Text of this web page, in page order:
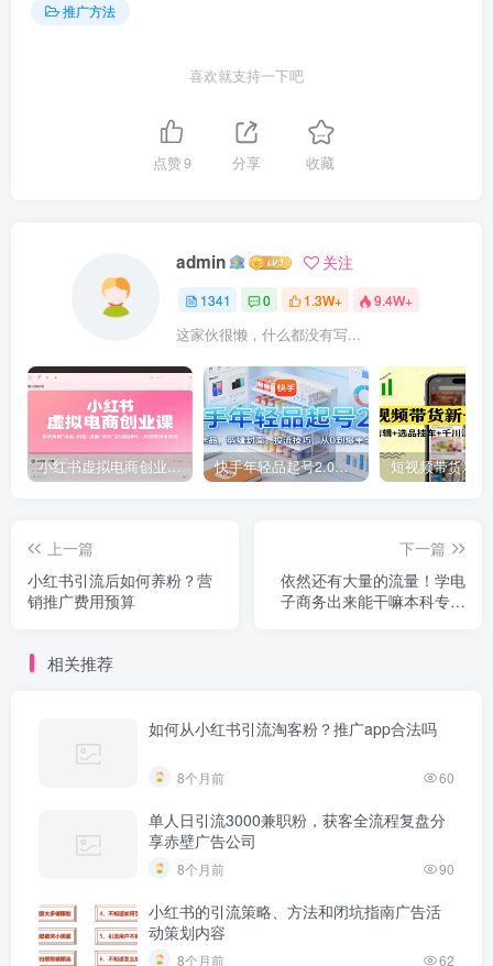
推广方法
喜欢就支持一下吧
点赞9 分享 收藏
admin 关注
1341 0 1.3W+ 9.4W+
这家伙很懒，什么都没有写...
小红书虚拟电商创业课，系统拆解选品-内容-流量-变现，实现零成本变现 快手年轻品起号2.0：养号选品，剪辑封面，投流技巧，从0到爆单全流程
上一篇
小红书引流后如何养粉？营
销推广费用预算
下一篇
依然还有大量的流量！学电
子商务出来能干嘛本科专业
相关推荐
如何从小红书引流淘客粉？推广app合法吗
8个月前 60
单人日引流3000兼职粉，获客全流程复盘分
享赤壁广告公司
8个月前 90
小红书的引流策略、方法和闭坑指南广告活
动策划内容
8个月前 62